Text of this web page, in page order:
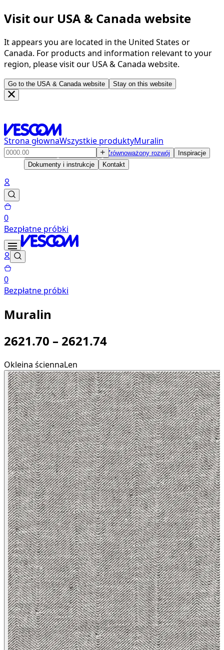
Visit our USA & Canada website
It appears you are located in the United States or
Canada. For products and information relevant to your
region, please visit our USA & Canada website.
Go to the USA & Canada website Stay on this website
Strona głownaWszystkie produktyMuralin
Produkty Zrównoważony rozwój
Inspiracje
Dokumenty i instrukcje
Kontakt
0
Bezpłatne próbki
0
Bezpłatne próbki
Muralin
2621.70 – 2621.74
Okleina ściennaLen